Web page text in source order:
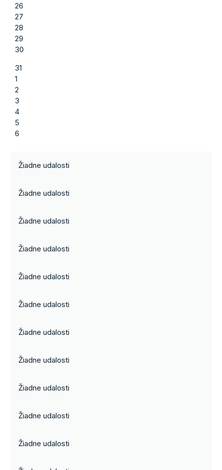
26
27
28
29
30
31
1
2
3
4
5
6
Žiadne udalosti
Žiadne udalosti
Žiadne udalosti
Žiadne udalosti
Žiadne udalosti
Žiadne udalosti
Žiadne udalosti
Žiadne udalosti
Žiadne udalosti
Žiadne udalosti
Žiadne udalosti